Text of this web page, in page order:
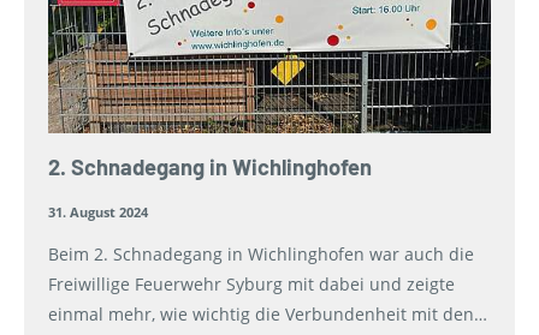
2. Schnadegang in Wichlinghofen
31. August 2024
Beim 2. Schnadegang in Wichlinghofen war auch die
Freiwillige Feuerwehr Syburg mit dabei und zeigte
einmal mehr, wie wichtig die Verbundenheit mit den…